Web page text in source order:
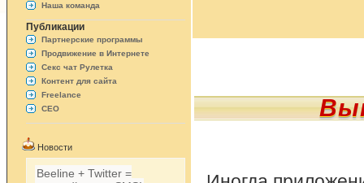
Наша команда
Публикации
Партнерские программы
Продвижение в Интернете
Секс чат Рулетка
Контент для сайта
Freelance
СЕО
Новости
Beeline + Twitter =